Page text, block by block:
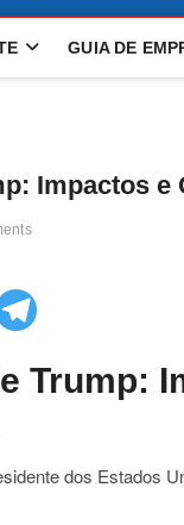
GUIA DE
Impactos
Trump:
dos Estados